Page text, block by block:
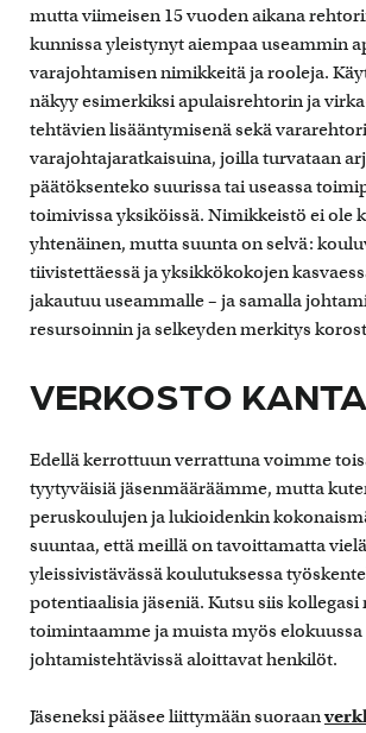
mutta viimeisen 15 vuoden aikana
kunnissa yleistynyt aiempaa useammin
varajohtamisen nimikkeitä ja rooleja.
näkyy esimerkiksi apulaisrehtorin ja
tehtävien lisääntymisenä sekä
varajohtajaratkaisuina, joilla turvataan
päätöksenteko suurissa tai useassa
toimivissa yksiköissä. Nimikkeistö ei ole
yhtenäinen, mutta suunta on selvä:
tiivistettäessä ja yksikkökokojen
jakautuu useammalle – ja samalla
resursoinnin ja selkeyden merkitys
VERKOSTO
Edellä kerrottuun verrattuna voimme
tyytyväisiä jäsenmääräämme, mutta
peruskoulujen ja lukioidenkin
suuntaa, että meillä on tavoittamatta
yleissivistävässä koulutuksessa
potentiaalisia jäseniä. Kutsu siis kollegasi
toimintaamme ja muista myös elokuussa
johtamistehtävissä aloittavat henkilöt.
Jäseneksi pääsee liittymään suoraan